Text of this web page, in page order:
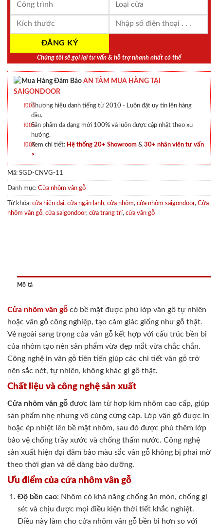
Chúng tôi sẽ gọi lại tư vấn & hỗ trợ nhanh nhất có thể
AN TÂM MUA HÀNG TẠI
SAIGONDOOR
Thương hiệu danh tiếng từ 2010 - Luôn đặt uy tín lên hàng
đầu.
Sản phẩm đa dạng mới 100% và luôn được cập nhật theo xu
hướng.
Xem chi tiết: Hệ thống 20+ Showroom & 30+ nhân viên tư vấn
>
Mã: SGD-CNVG-11
Danh mục: Cửa nhôm vân gỗ
Từ khóa: cửa hiện đại, cửa ngăn lạnh, cửa nhôm, cửa nhôm saigondoor, Cửa
nhôm vân gỗ, cửa saigondoor, cửa trang trí, cửa vân gỗ
Mô tả
Cửa nhôm vân gỗ có bề mặt được phủ lớp vân gỗ tự nhiên
hoặc vân gỗ công nghiệp, tạo cảm giác giống như gỗ thật.
Vẻ ngoài sang trọng của vân gỗ kết hợp với cấu trúc bền bỉ
của nhôm tạo nên sản phẩm vừa đẹp mắt vừa chắc chắn.
Công nghệ in vân gỗ tiên tiến giúp các chi tiết vân gỗ trở
nên sắc nét, tự nhiên, không khác gì gỗ thật.
Chất liệu và công nghệ sản xuất
Cửa nhôm vân gỗ được làm từ hợp kim nhôm cao cấp, giúp
sản phẩm nhẹ nhưng vô cùng cứng cáp. Lớp vân gỗ được in
hoặc ép nhiệt lên bề mặt nhôm, sau đó được phủ thêm lớp
bảo vệ chống trầy xước và chống thấm nước. Công nghệ
sản xuất hiện đại đảm bảo màu sắc vân gỗ không bị phai mờ
theo thời gian và dễ dàng bảo dưỡng.
Ưu điểm của cửa nhôm vân gỗ
Độ bền cao: Nhôm có khả năng chống ăn mòn, chống gỉ
sét và chịu được mọi điều kiện thời tiết khắc nghiệt.
Điều này làm cho cửa nhôm vân gỗ bền bỉ hơn so với